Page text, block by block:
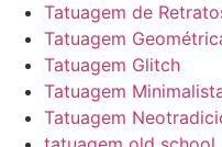
Tatuagem de
Tatuagem
Tatuagem Glitch
Tatuagem
Tatuagem